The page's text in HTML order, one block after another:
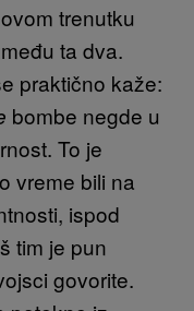
trenutku
ta dva.
praktično kaže:
bombe negde u
To je
vreme bili na
ispod
tim je pun
govorite.